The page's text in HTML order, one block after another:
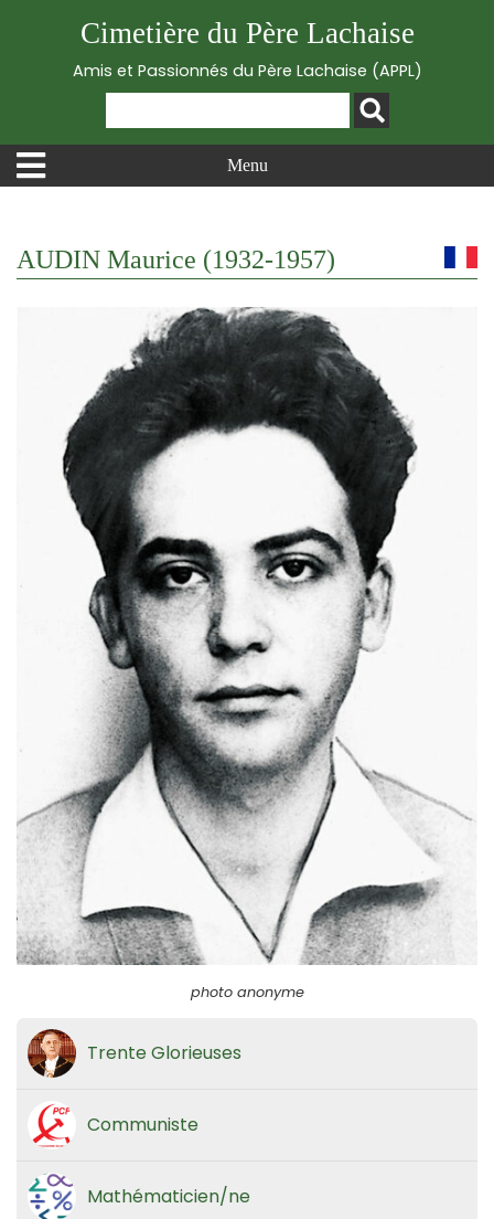
Cimetière du Père Lachaise
Amis et Passionnés du Père Lachaise (APPL)
Menu
AUDIN Maurice (1932-1957)
photo anonyme
Trente Glorieuses
Communiste
Mathématicien/ne